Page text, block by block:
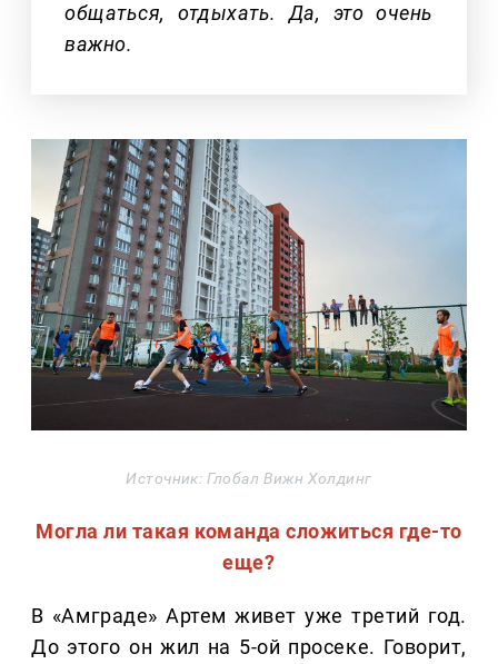
общаться, отдыхать. Да, это очень
важно.
Источник: Глобал Вижн Холдинг
Могла ли такая команда сложиться где-то
еще?
В «Амграде» Артем живет уже третий год.
До этого он жил на 5-ой просеке. Говорит,